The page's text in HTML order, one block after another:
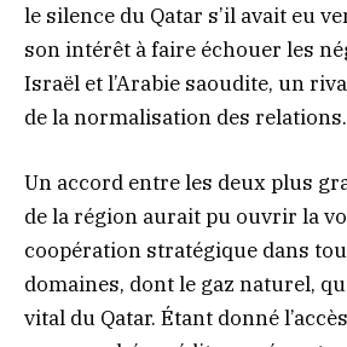
le silence du Qatar s’il avait eu
son intérêt à faire échouer les
Israël et l’Arabie saoudite, un
de la normalisation des relations.
Un accord entre les deux plus
de la région aurait pu ouvrir la
coopération stratégique dans
domaines, dont le gaz naturel,
vital du Qatar. Étant donné